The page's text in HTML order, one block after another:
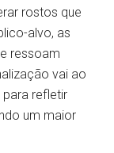
rostos que
alvo, as
ressoam
vai ao
refletir
um maior